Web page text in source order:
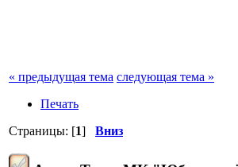
« предыдущая тема следующая тема »
Печать
Страницы: [1] Вниз